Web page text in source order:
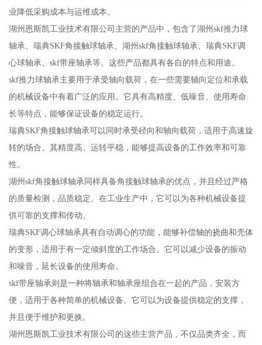
业降低采购成本与运维成本。
湖州恩斯凯工业技术有限公司主营的产品中，包含了湖州skf推力球
轴承、瑞典SKF角接触球轴承、湖州skf角接触球轴承、瑞典SKF调
心球轴承、skf带座轴承等。这些产品都具有各自的特点和用途。
skf推力球轴承主要用于承受轴向载荷，在一些需要轴向定位和承载
的机械设备中有着广泛的应用。它具有高精度、低噪音、使用寿命
长等特点，能够保证设备的稳定运行。
瑞典SKF角接触球轴承可以同时承受径向和轴向载荷，适用于高速旋
转的场合。其精度高、运转平稳，能够提高设备的工作效率和可靠
性。
湖州skf角接触球轴承同样具备角接触球轴承的优点，并且经过严格
的质量检测，品质稳定。在工业生产中，它可以为各种机械设备提
供可靠的支撑和传动。
瑞典SKF调心球轴承具有自动调心的功能，能够补偿轴的挠曲和壳体
的变形，适用于有一定倾斜度的工作场合。它可以减少设备的振动
和噪音，延长设备的使用寿命。
skf带座轴承则是一种将轴承和轴承座组合在一起的产品，安装方
便，适用于各种简单的机械设备。它可以为设备提供稳定的支撑，
并且便于维护和更换。
湖州恩斯凯工业技术有限公司的这些主营产品，不仅品类齐全，而